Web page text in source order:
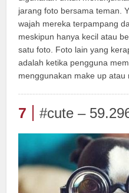
jarang foto bersama teman.
wajah mereka terpampang
meskipun hanya kecil atau
satu foto. Foto lain yang
adalah ketika pengguna
menggunakan make up
7 #cute –